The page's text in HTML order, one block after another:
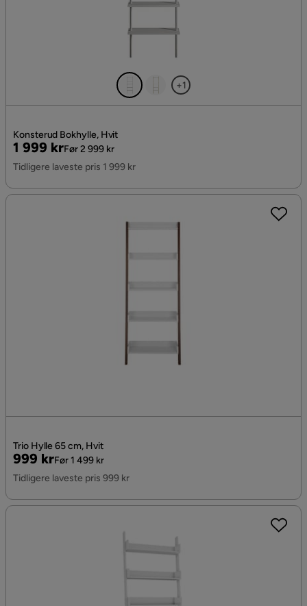
+1
Konsterud Bokhylle, Hvit
Pris
1 999 kr
Original
Pris
Før 2 999 kr
Tidligere laveste pris 1 999 kr
Trio Hylle 65 cm, Hvit
Pris
999 kr
Original
Pris
Før 1 499 kr
Tidligere laveste pris 999 kr